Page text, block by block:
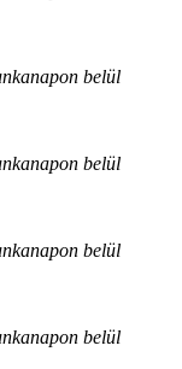
belül
belül
belül
belül